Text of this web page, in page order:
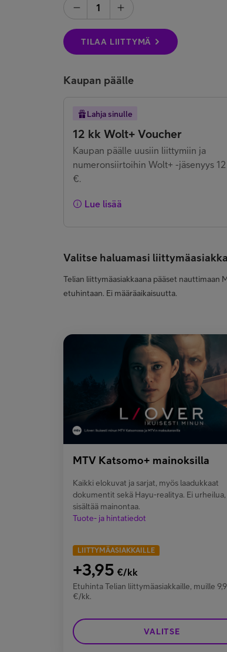
1
TILAA LIITTYMÄ
Kaupan päälle
12 kk Wolt+ Voucher
Lahja sinulle
Kaupan päälle uusiin liittymiin ja
numeronsiirtoihin Wolt+ -jäsenyys
€.
Lue lisää
Valitse haluamasi
Telian liittymäasiakkaana pääset nauttimaan
etuhintaan. Ei määräaikaisuutta.
MTV Katsomo+ mainoksilla
Kaikki elokuvat ja sarjat, myös laadukkaat
dokumentit sekä Hayu-realitya. Ei urheilua,
sisältää mainontaa.
Tuote- ja hintatiedot
LIITTYMÄASIAKKAILLE
+3,95 €/kk
Etuhinta Telian liittymäasiakkaille, muille
€/kk.
VALITSE